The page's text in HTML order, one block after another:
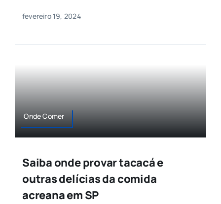
fevereiro 19, 2024
Onde Comer
Saiba onde provar tacacá e
outras delícias da comida
acreana em SP